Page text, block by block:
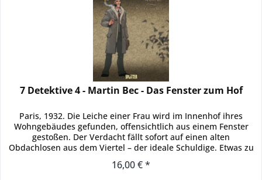
7 Detektive 4 - Martin Bec - Das Fenster zum Hof
Paris, 1932. Die Leiche einer Frau wird im Innenhof ihres
Wohngebäudes gefunden, offensichtlich aus einem Fenster
gestoßen. Der Verdacht fällt sofort auf einen alten
Obdachlosen aus dem Viertel – der ideale Schuldige. Etwas zu
16,00 € *